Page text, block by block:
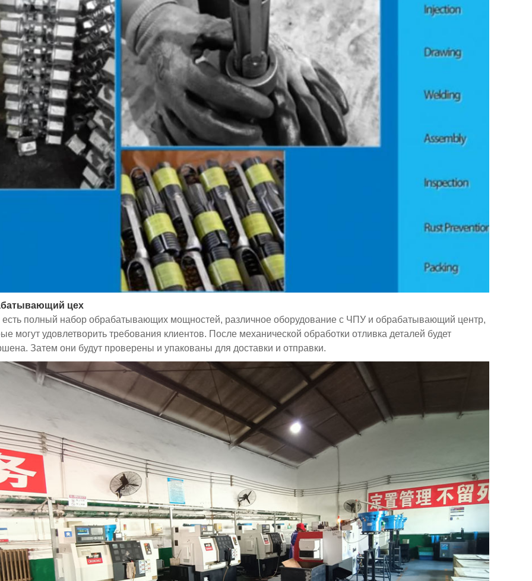
цех
есть полный набор обрабатывающих мощностей, различное оборудование с ЧПУ и обрабатывающий центр,
могут удовлетворить требования клиентов. После механической обработки отливка деталей будет
Затем они будут проверены и упакованы для доставки и отправки.